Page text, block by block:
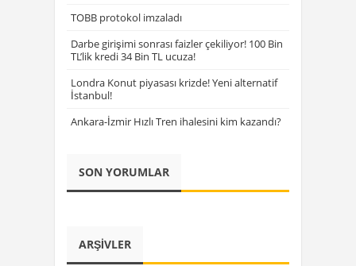
TOBB protokol imzaladı
Darbe girişimi sonrası faizler çekiliyor! 100 Bin
TL’lik kredi 34 Bin TL ucuza!
Londra Konut piyasası krizde! Yeni alternatif
İstanbul!
Ankara-İzmir Hızlı Tren ihalesini kim kazandı?
SON YORUMLAR
ARŞIVLER